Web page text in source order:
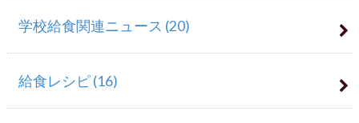
学校給食関連ニュース (20)
給食レシピ(16)